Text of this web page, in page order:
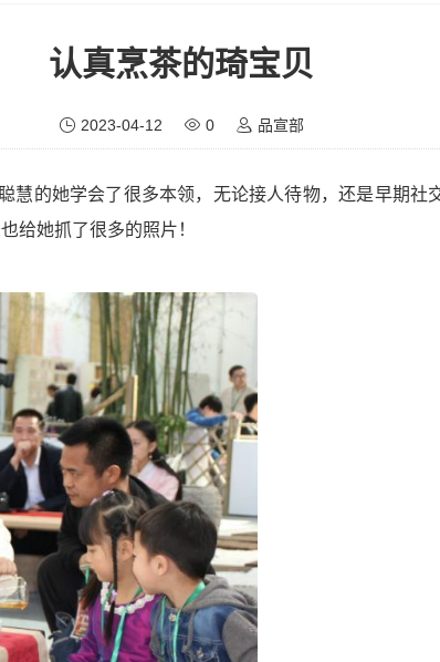
认真烹茶的琦宝贝
2023-04-12 0 品宣部
慧的她学会了很多本领，无论接人待物，还是早期社
给她抓了很多的照片！